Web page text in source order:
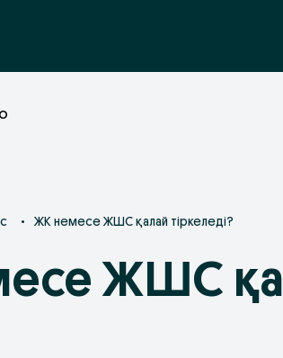
• ЖК немесе ЖШС қалай тіркеледі?
ЖШС